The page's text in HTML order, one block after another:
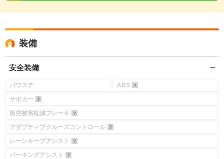
装備
安全装備
パワステ
ABS
サポカー
衝突被害軽減ブレーキ
アダプティブクルーズコントロール
レーンキープアシスト
パーキングアシスト